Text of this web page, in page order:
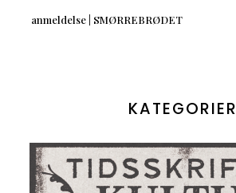
anmeldelse | SMØRREBRØDET
KATEGORIER